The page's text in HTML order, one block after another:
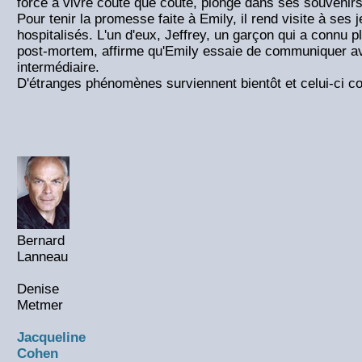
Pour tenir la promesse faite à Emily, il rend visite à ses
hospitalisés. L'un d'eux, Jeffrey, un garçon qui a connu
post-mortem, affirme qu'Emily essaie de communiquer
intermédiaire.
D'étranges phénomènes surviennent bientôt et celui-ci
Bernard
Lanneau
Denise
Metmer
Jacqueline
Cohen